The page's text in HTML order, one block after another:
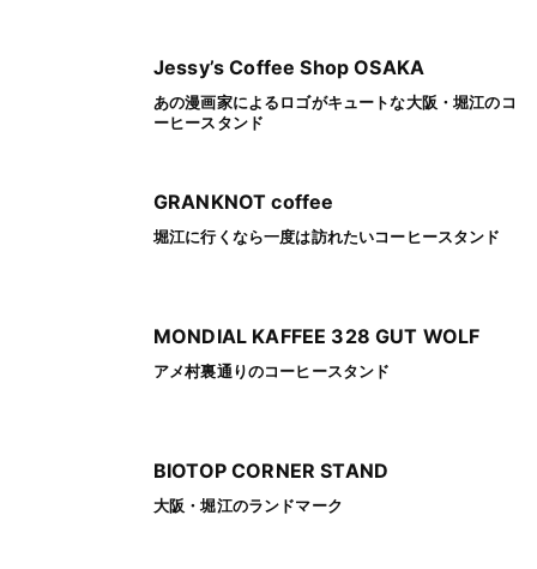
Jessy’s Coffee Shop OSAKA
あの漫画家によるロゴがキュートな大阪・堀江のコ
ーヒースタンド
GRANKNOT coffee
堀江に行くなら一度は訪れたいコーヒースタンド
MONDIAL KAFFEE 328 GUT WOLF
アメ村裏通りのコーヒースタンド
BIOTOP CORNER STAND
大阪・堀江のランドマーク